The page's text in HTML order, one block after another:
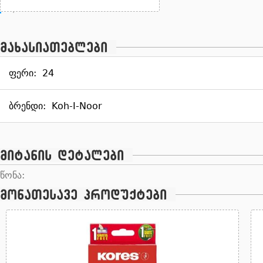
მახასიათებლები
ფერი: 24
ბრენდი: Koh-I-Noor
მიტანის დეტალები
წონა:
მონათესავე პროდუქტები